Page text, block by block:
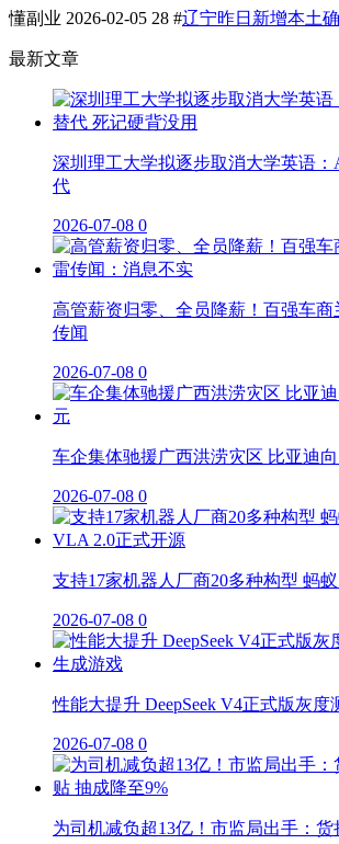
懂副业 2026-02-05 28 #辽宁昨日新增本土
最新文章
深圳理工大学拟逐步取消大学英语
代
2026-07-08 0
高管薪资归零、全员降薪！百强车
传闻
2026-07-08 0
车企集体驰援广西洪涝灾区 比亚迪
2026-07-08 0
支持17家机器人厂商20多种构型 蚂
2026-07-08 0
性能大提升 DeepSeek V4正式版灰度
2026-07-08 0
为司机减负超13亿！市监局出手：